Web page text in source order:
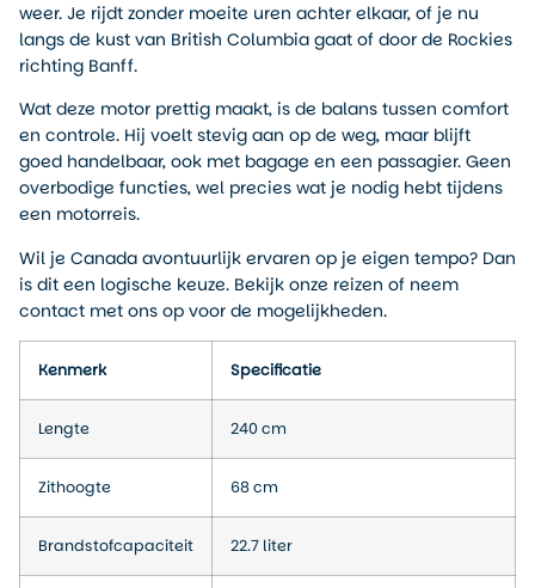
weer. Je rijdt zonder moeite uren achter elkaar, of je nu
langs de kust van British Columbia gaat of door de Rockies
richting Banff.
Wat deze motor prettig maakt, is de balans tussen comfort
en controle. Hij voelt stevig aan op de weg, maar blijft
goed handelbaar, ook met bagage en een passagier. Geen
overbodige functies, wel precies wat je nodig hebt tijdens
een motorreis.
Wil je Canada avontuurlijk ervaren op je eigen tempo? Dan
is dit een logische keuze. Bekijk onze reizen of neem
contact met ons op voor de mogelijkheden.
Kenmerk Specificatie
Lengte 240 cm
Zithoogte 68 cm
Brandstofcapaciteit 22.7 liter